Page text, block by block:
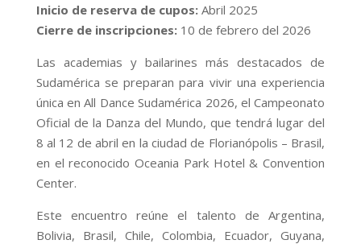
Inicio de reserva de cupos:Abril 2025
Cierre de inscripciones:10 de febrero del 2026
Las academias y bailarines más destacados de
Sudamérica se preparan para vivir una experiencia
única en All Dance Sudamérica 2026, el Campeonato
Oficial de la Danza del Mundo, que tendrá lugar del
8 al 12 de abril en la ciudad de Florianópolis – Brasil,
en el reconocido Oceania Park Hotel & Convention
Center.
Este encuentro reúne el talento de Argentina,
Bolivia, Brasil, Chile, Colombia, Ecuador, Guyana,